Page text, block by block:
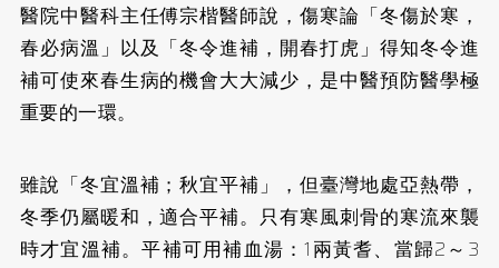
醫院中醫科主任傅宗楷醫師說，傷寒論「冬傷於寒，
春必病溫」以及「冬令進補，開春打虎」得知冬令進
補可使來春生病的機會大大減少，是中醫預防醫學極
重要的一環。
雖說「冬宜溫補；秋宜平補」，但臺灣地處亞熱帶，
冬季仍屬暖和，適合平補。只有寒風刺骨的寒流來襲
時才宜溫補。平補可用補血湯：1兩黃耆、當歸2～3